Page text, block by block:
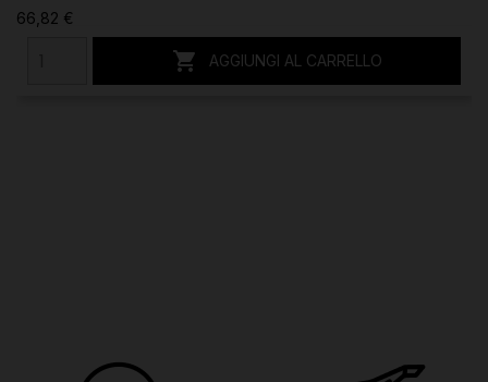
66,82 €
 AGGIUNGI AL CARRELLO